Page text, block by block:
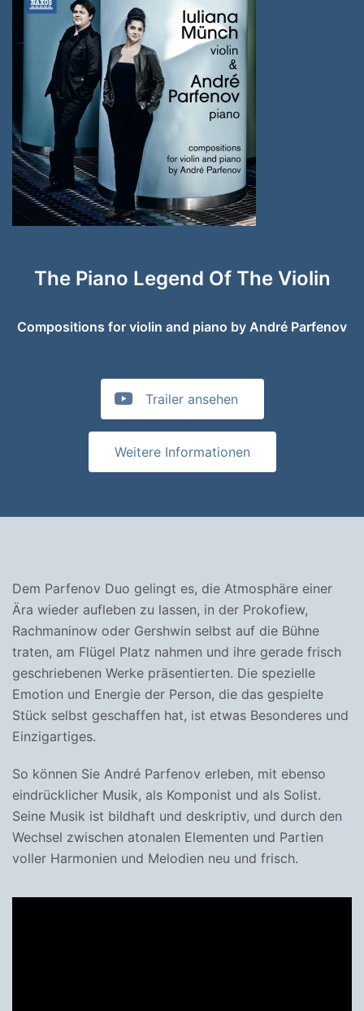
The Piano Legend Of The Violin
Compositions for violin and piano by André Parfenov
Trailer ansehen
Weitere Informationen
Dem Parfenov Duo gelingt es, die Atmosphäre einer
Ära wieder aufleben zu lassen, in der Prokofiew,
Rachmaninow oder Gershwin selbst auf die Bühne
traten, am Flügel Platz nahmen und ihre gerade frisch
geschriebenen Werke präsentierten. Die spezielle
Emotion und Energie der Person, die das gespielte
Stück selbst geschaffen hat, ist etwas Besonderes und
Einzigartiges.
So können Sie André Parfenov erleben, mit ebenso
eindrücklicher Musik, als Komponist und als Solist.
Seine Musik ist bildhaft und deskriptiv, und durch den
Wechsel zwischen atonalen Elementen und Partien
voller Harmonien und Melodien neu und frisch.